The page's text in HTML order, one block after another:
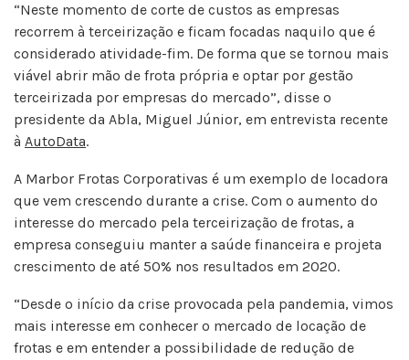
“Neste momento de corte de custos as empresas
recorrem à terceirização e ficam focadas naquilo que é
considerado atividade-fim. De forma que se tornou mais
viável abrir mão de frota própria e optar por gestão
terceirizada por empresas do mercado”, disse o
presidente da Abla, Miguel Júnior, em entrevista recente
à AutoData.
A Marbor Frotas Corporativas é um exemplo de locadora
que vem crescendo durante a crise. Com o aumento do
interesse do mercado pela terceirização de frotas, a
empresa conseguiu manter a saúde financeira e projeta
crescimento de até 50% nos resultados em 2020.
“Desde o início da crise provocada pela pandemia, vimos
mais interesse em conhecer o mercado de locação de
frotas e em entender a possibilidade de redução de